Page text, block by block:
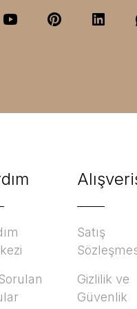
Satış
Gizlilik ve
Güvenlik